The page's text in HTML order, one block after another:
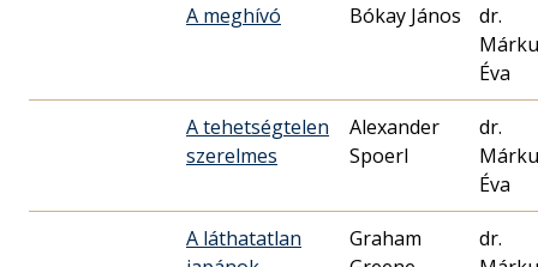
A meghívó Bókay János
dr.
Éva
A tehetségtelen
szerelmes
Alexander
Spoerl
dr.
Éva
A láthatatlan
Graham
dr.